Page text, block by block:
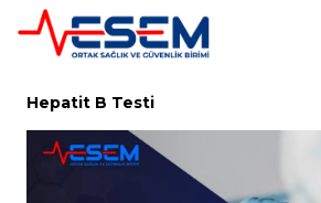
Hepatit B Testi